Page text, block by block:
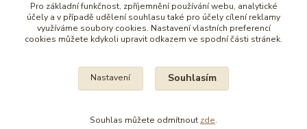
Na všechny fotografie se vztahují autorská práva.
Pro základní funkčnost, zpříjemnění používání webu, analytické
účely a v případě udělení souhlasu také pro účely cílení reklamy
využíváme soubory cookies. Nastavení vlastních preferencí
cookies můžete kdykoli upravit odkazem ve spodní části stránek.
Nastavení Souhlasím
Souhlas můžete odmítnout zde.